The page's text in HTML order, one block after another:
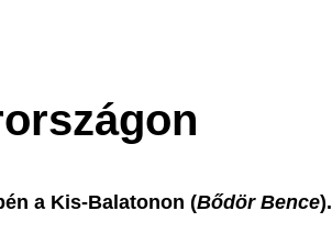
a Kis-Balatonon (Bődör Bence).